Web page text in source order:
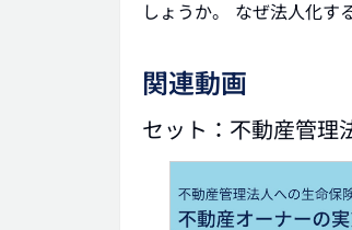
しょうか。 なぜ法人化す
関連動画
セット：不動産管理